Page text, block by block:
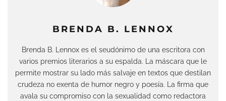
BRENDA B. LENNOX
Brenda B. Lennox es el seudónimo de una escritora con
varios premios literarios a su espalda. La máscara que le
permite mostrar su lado más salvaje en textos que destilan
crudeza no exenta de humor negro y poesía. La firma que
avala su compromiso con la sexualidad como redactora